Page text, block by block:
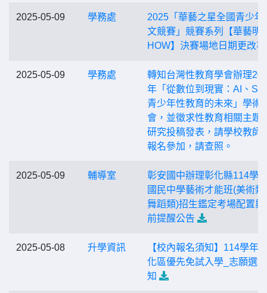
2025-05-09 學務處
2025「華藝之星全國青少年
文競賽」競賽系列【華藝明
HOW】決賽場地日期更改
2025-05-09 學務處
轉知台灣性教育學會辦理
年「從數位到現實：AI、
青少年性教育的未來」學術
會，並徵求性教育相關主題
研究投稿發表，請學校教師
報名參加，請查照。
2025-05-09 輔導室
彰安國中辦理彰化縣114學
國民中學藝術才能班(美術類
舞蹈類)招生鑑定考場配置與
前提醒公告
2025-05-08 升學資訊
【校內報名須知】114學年
化區優先免試入學_志願選
知